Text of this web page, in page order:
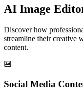
AI Image
Discover how
streamline their creative
content.
Social Media